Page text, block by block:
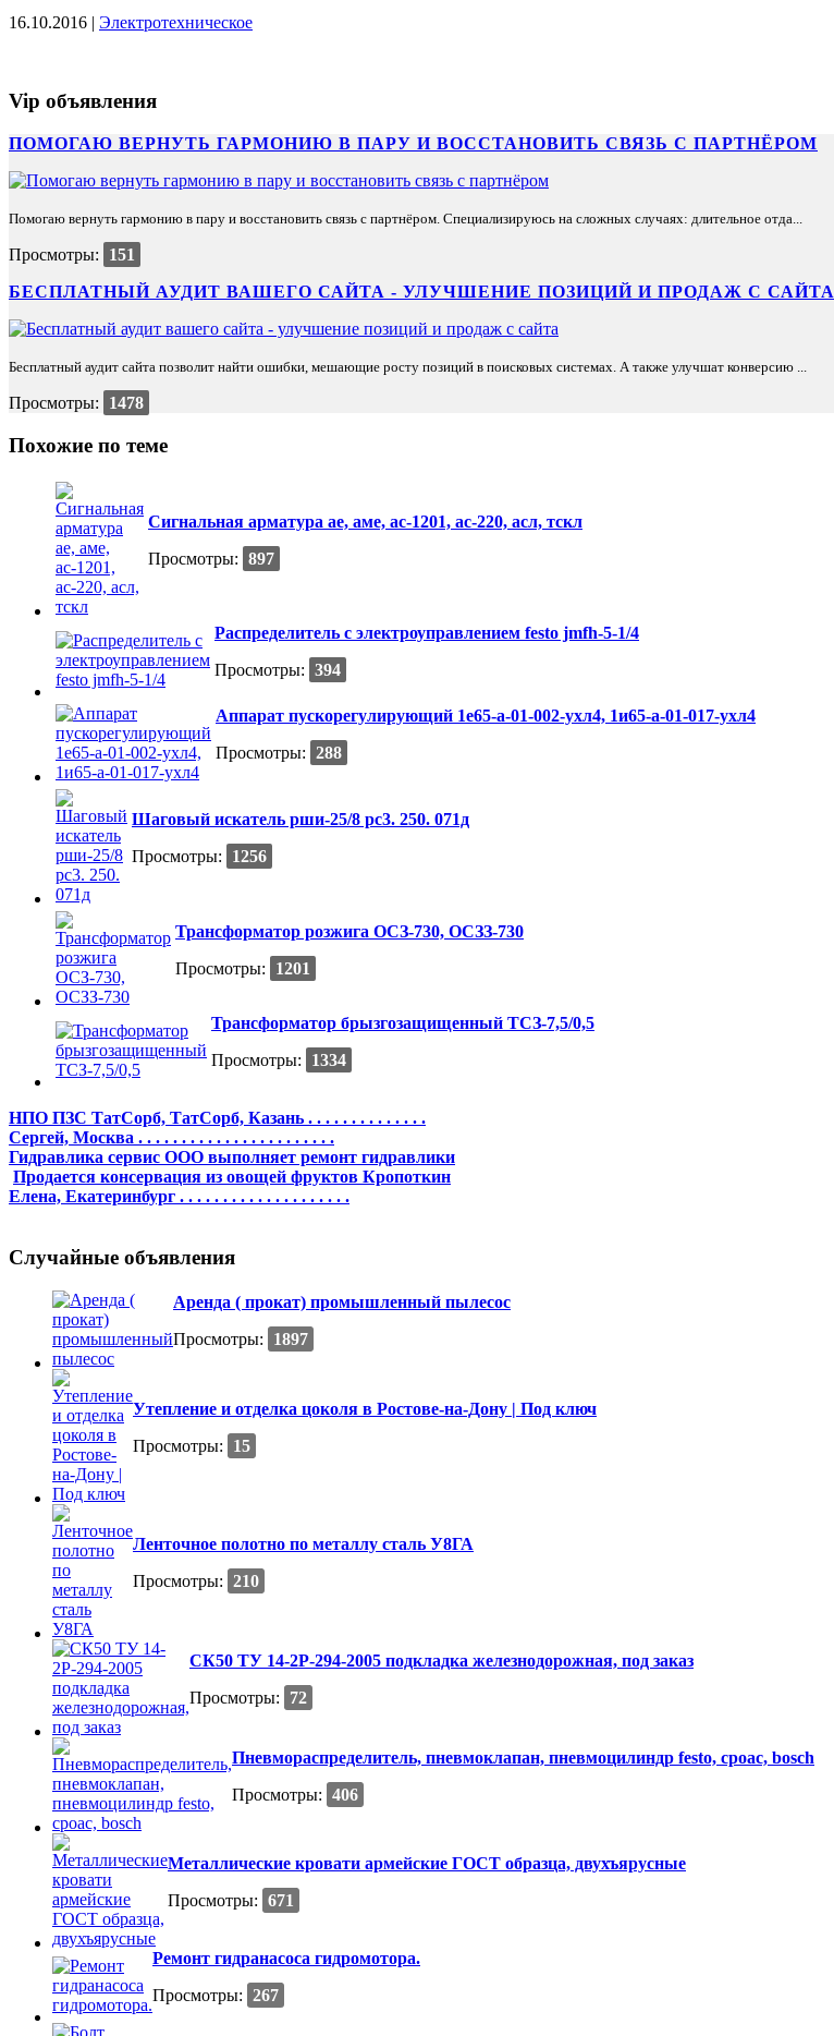
16.10.2016 | Электротехническое
Vip объявления
ПОМОГАЮ ВЕРНУТЬ ГАРМОНИЮ В ПАРУ И ВОССТАНОВИТЬ СВЯЗЬ С ПАРТНЁРОМ
Помогаю вернуть гармонию в пару и восстановить связь с партнёром. Специализируюсь на сложных случаях: длительное отда...
Просмотры:
151
БЕСПЛАТНЫЙ АУДИТ ВАШЕГО САЙТА - УЛУЧШЕНИЕ ПОЗИЦИЙ И ПРОДАЖ С САЙТА
Бесплатный аудит сайта позволит найти ошибки, мешающие росту позиций в поисковых системах. А также улучшат конверсию ...
Просмотры: 1478
Похожие по теме
Сигнальная арматура ае, аме, ас-1201, ас-220, асл, тскл
Просмотры: 897
Распределитель с электроуправлением festo jmfh-5-1/4
Просмотры: 394
Аппарат пускорегулирующий 1е65-а-01-002-ухл4, 1и65-а-01-017-ухл4
Просмотры: 288
Шаговый искатель рши-25/8 рс3. 250. 071д
Просмотры:
1256
Трансформатор розжига ОСЗ-730, ОСЗЗ-730
Просмотры:
1201
Трансформатор брызгозащищенный ТСЗ-7,5/0,5
Просмотры:
1334
НПО ПЗС ТатCорб, ТатCорб, Казань . . . . . . . . . . . . . .
Сергей, Москва . . . . . . . . . . . . . . . . . . . . . . .
Гидравлика сервис ООО выполняет ремонт гидравлики
Продается консервация из овощей фруктов Кропоткин
Елена, Екатеринбург . . . . . . . . . . . . . . . . . . . .
Случайные объявления
Аренда ( прокат) промышленный пылесос
Просмотры:
1897
Утепление и отделка цоколя в Ростове-на-Дону | Под ключ
Просмотры:
15
Ленточное полотно по металлу сталь У8ГА
Просмотры: 210
СК50 ТУ 14-2Р-294-2005 подкладка железнодорожная, под заказ
Просмотры:
72
Пневмораспределитель, пневмоклапан, пневмоцилиндр festo, cpoac, bosch
Просмотры: 406
Металлические кровати армейские ГОСТ образца, двухъярусные
Просмотры: 671
Ремонт гидранасоса гидромотора.
Просмотры: 267